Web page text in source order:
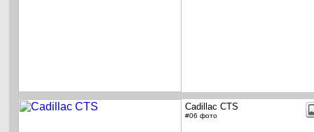
Cadillac CTS
#06 фото